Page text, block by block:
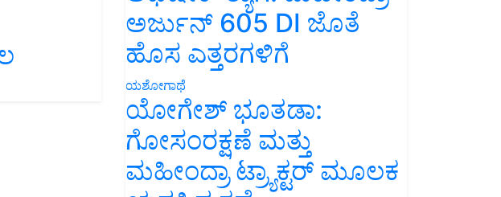
ಅರ್ಜುನ್ 605 DI ಜೊತೆ
ಹೊಸ ಎತ್ತರಗಳಿಗೆ
ಯಶೋಗಾಥೆ
ಯೋಗೇಶ್ ಭೂತಡಾ:
ಗೋಸಂರಕ್ಷಣೆ ಮತ್ತು
ಮಹೀಂದ್ರಾ ಟ್ರ್ಯಾಕ್ಟರ್ ಮೂಲಕ